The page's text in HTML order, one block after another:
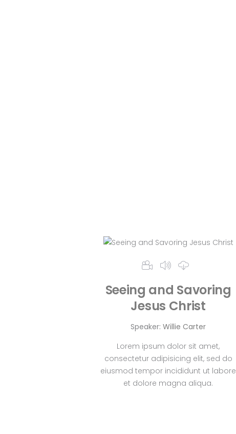
Seeing and Savoring
Jesus Christ
Speaker:Willie Carter
Lorem ipsum dolor sit amet,
consectetur adipisicing elit, sed do
eiusmod tempor incididunt ut labore
et dolore magna aliqua.